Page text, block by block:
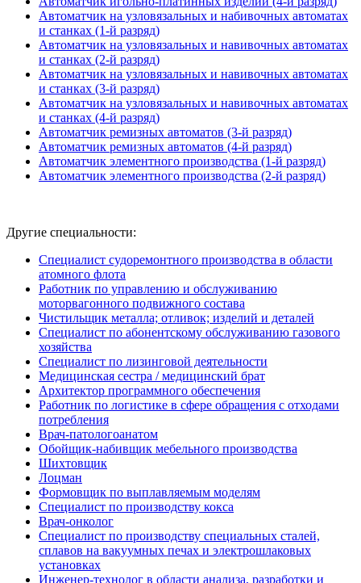
Автоматчик на узловязальных и набивочных автоматах
и станках (1-й разряд)
Автоматчик на узловязальных и навивочных автоматах
и станках (2-й разряд)
Автоматчик на узловязальных и навивочных автоматах
и станках (3-й разряд)
Автоматчик на узловязальных и навивочных автоматах
и станках (4-й разряд)
Автоматчик ремизных автоматов (3-й разряд)
Автоматчик ремизных автоматов (4-й разряд)
Автоматчик элементного производства (1-й разряд)
Автоматчик элементного производства (2-й разряд)
Другие специальности:
Специалист судоремонтного производства в области
атомного флота
Работник по управлению и обслуживанию
моторвагонного подвижного состава
Чистильщик металла; отливок; изделий и деталей
Специалист по абонентскому обслуживанию газового
хозяйства
Специалист по лизинговой деятельности
Медицинская сестра / медицинский брат
Архитектор программного обеспечения
Работник по логистике в сфере обращения с отходами
потребления
Врач-патологоанатом
Обойщик-набивщик мебельного производства
Шихтовщик
Лоцман
Формовщик по выплавляемым моделям
Специалист по производству кокса
Врач-онколог
Специалист по производству специальных сталей,
сплавов на вакуумных печах и электрошлаковых
установках
Инженер-технолог в области анализа, разработки и